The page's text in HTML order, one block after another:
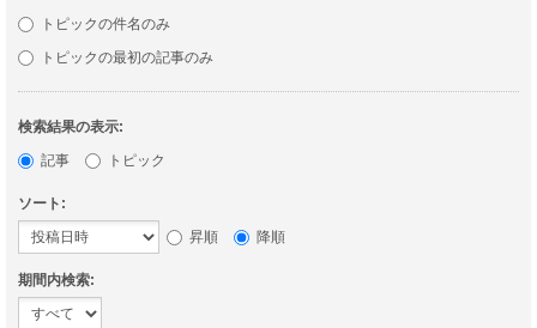
トピックの件名のみ
トピックの最初の記事のみ
検索結果の表示:
記事
トピック
ソート:
昇順
降順
期間内検索: